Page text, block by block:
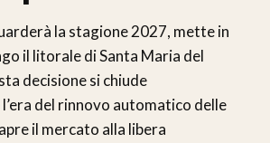
la stagione 2027, mette in
il litorale di Santa Maria del
decisione si chiude
del rinnovo automatico delle
il mercato alla libera